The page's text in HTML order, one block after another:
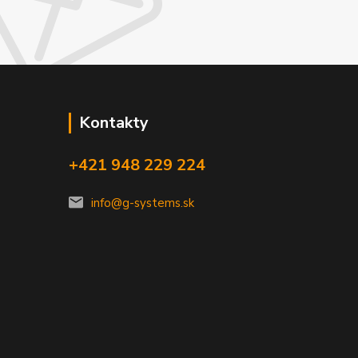
Kontakty
+421 948 229 224
info@g-systems.sk